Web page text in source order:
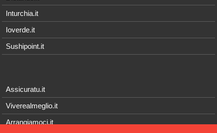
Inturchia.it
Ioverde.it
Sushipoint.it
Assicuratu.it
Viverealmeglio.it
Arrangiamoci.it